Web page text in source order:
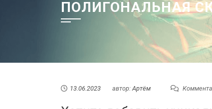
ПОЛИГОНАЛЬНАЯ
13.06.2023 автор:Артём